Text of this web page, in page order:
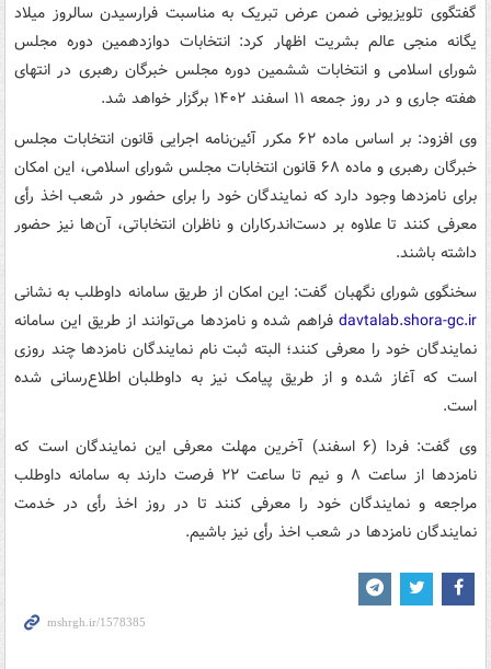
گفتگوی تلویزیونی ضمن عرض تبریک به مناسبت فرارسیدن سالروز میلاد
یگانه منجی عالم بشریت اظهار کرد: انتخابات دوازدهمین دوره مجلس
شورای اسلامی و انتخابات ششمین دوره مجلس خبرگان رهبری در انتهای
هفته جاری و در روز جمعه ۱۱ اسفند ۱۴۰۲ برگزار خواهد شد.
وی افزود: بر اساس ماده ۶۲ مکرر آئین‌نامه اجرایی قانون انتخابات مجلس
خبرگان رهبری و ماده ۶۸ قانون انتخابات مجلس شورای اسلامی، این امکان
برای نامزدها وجود دارد که نمایندگان خود را برای حضور در شعب اخذ رأی
معرفی کنند تا علاوه بر دست‌اندرکاران و ناظران انتخاباتی، آن‌ها نیز حضور
داشته باشند.
سخنگوی شورای نگهبان گفت: این امکان از طریق سامانه داوطلب به نشانی
davtalab.shora-gc.ir فراهم شده و نامزدها می‌توانند از طریق این سامانه
نمایندگان خود را معرفی کنند؛ البته ثبت نام نمایندگان نامزدها چند روزی
است که آغاز شده و از طریق پیامک نیز به داوطلبان اطلاع‌رسانی شده
است.
وی گفت: فردا (۶ اسفند) آخرین مهلت معرفی این نمایندگان است که
نامزدها از ساعت ۸ و نیم تا ساعت ۲۲ فرصت دارند به سامانه داوطلب
مراجعه و نمایندگان خود را معرفی کنند تا در روز اخذ رأی در خدمت
نمایندگان نامزدها در شعب اخذ رأی نیز باشیم.